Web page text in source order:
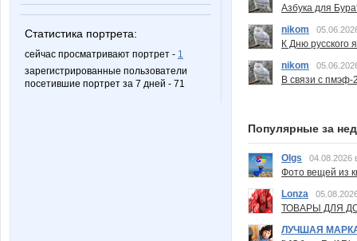
Статистика портрета:
сейчас просматривают портрет - 1
зарегистрированные пользователи
посетившие портрет за 7 дней - 71
Азбука для
nikom
К Дню русского
nikom
В связи с пмэф-
Популярные за
Olgs 04.08.2026
Фото вещей из
Lonza
ТОВАРЫ ДЛЯ
ЛУЧШАЯ